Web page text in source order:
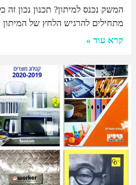
המשק נכנס למיתון? תכנון נכון זה
מתחילים להרגיש הלחץ של המיתון
קרא עוד »